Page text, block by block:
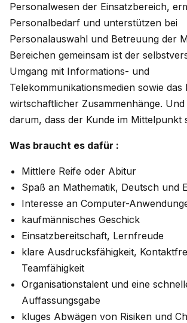
Personalwesen der Einsatzbereich,
Personalbedarf und unterstützen bei
Personalauswahl und Betreuung der
Bereichen gemeinsam ist der
Umgang mit Informations- und
Telekommunikationsmedien sowie das
wirtschaftlicher Zusammenhänge. Und
darum, dass der Kunde im Mittelpunkt
Was braucht es dafür :
Mittlere Reife oder Abitur
Spaß an Mathematik, Deutsch und
Interesse an Computer-
kaufmännisches Geschick
Einsatzbereitschaft, Lernfreude
klare Ausdrucksfähigkeit,
Teamfähigkeit
Organisationstalent und eine
Auffassungsgabe
kluges Abwägen von Risiken und